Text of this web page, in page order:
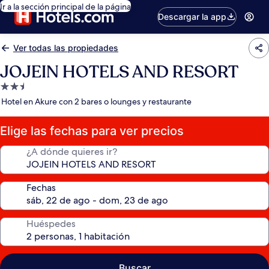
Ir a la sección principal de la página
Descargar la app
Ver todas las propiedades
JOJEIN HOTELS AND RESORT
Propiedad
de
estrellas
Hotel en Akure con 2 bares o lounges y restaurante
Elige las fechas para ver precios
¿A dónde quieres ir?
Fechas
Huéspedes